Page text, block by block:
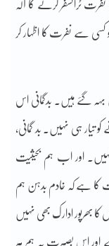
ٹرانسفر کرنے کا آلہ
سے نفرت کا اظہار کر
گئے ہیں۔ بدگمانی اس
تیار ہی نہیں۔ بد گمانی،
اور اب ہم بحیثیت
کا ہے کہ خادم بدہن ہم
ادارک بھی نہیں
اور اس بصیرت پہ ہم ہر